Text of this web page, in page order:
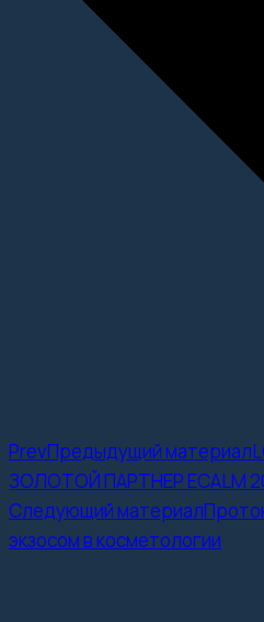
PrevПредыдущий материал
ЗОЛОТОЙ ПАРТНЕР ECALM
Следующий материал
экзосом в косметологии